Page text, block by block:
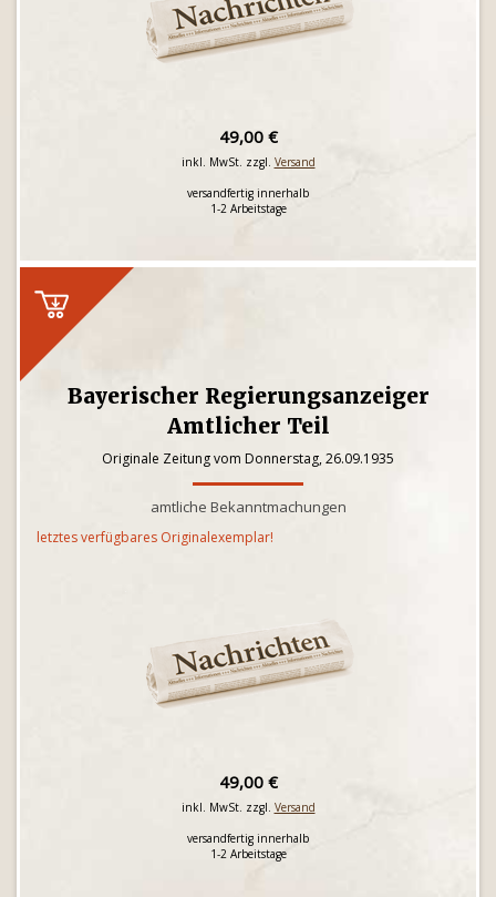
49,00 €
inkl. MwSt. zzgl. Versand
versandfertig innerhalb
1-2 Arbeitstage
Bayerischer Regierungsanzeiger
Amtlicher Teil
Originale Zeitung vom Donnerstag, 26.09.1935
amtliche Bekanntmachungen
letztes verfügbares Originalexemplar!
49,00 €
inkl. MwSt. zzgl. Versand
versandfertig innerhalb
1-2 Arbeitstage